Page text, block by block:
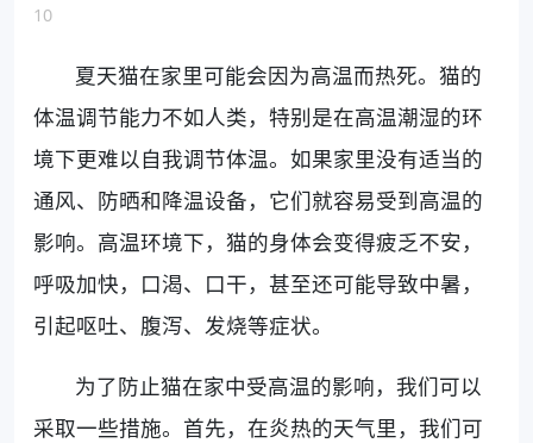
10
夏天猫在家里可能会因为高温而热死。猫的
体温调节能力不如人类，特别是在高温潮湿的环
境下更难以自我调节体温。如果家里没有适当的
通风、防晒和降温设备，它们就容易受到高温的
影响。高温环境下，猫的身体会变得疲乏不安，
呼吸加快，口渴、口干，甚至还可能导致中暑，
引起呕吐、腹泻、发烧等症状。
为了防止猫在家中受高温的影响，我们可以
采取一些措施。首先，在炎热的天气里，我们可